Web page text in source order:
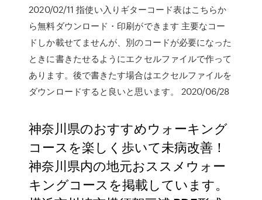
2020/02/11 指使い入りギターコード表はこちらか
ら無料ダウンロード・印刷ができます 主要なコー
ドしか載せてませんが、別のコードが必要になった
ときに書きたせるようにエクセルファイルで作って
あります。後で書きたす場合はエクセルファイルを
ダウンロードすると良いと思います。 2020/06/28
神奈川県のおすすめウォーキング
コースを楽しく歩いて未病改善！
神奈川県内の地元おススメウォー
キングコースを掲載しています。